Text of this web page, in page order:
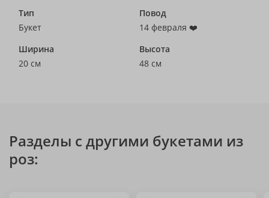
Тип
Букет
Повод
14 февраля ❤️
Ширина
20 см
Высота
48 см
Разделы с другими букетами из
роз: